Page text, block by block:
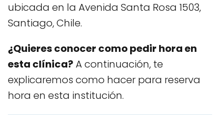
ubicada en la Avenida Santa Rosa 1503,
Santiago, Chile.
¿Quieres conocer como pedir hora en
esta clínica?A continuación, te
explicaremos como hacer para reserva
hora en esta institución.